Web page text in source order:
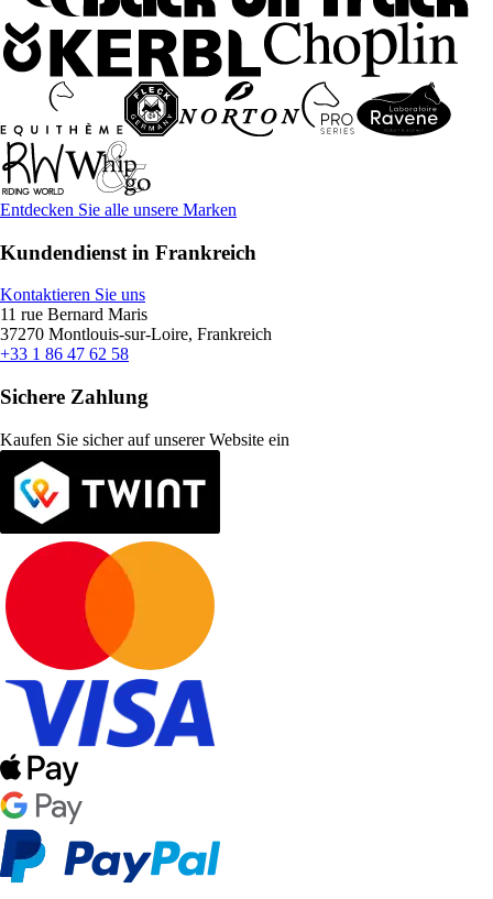
Entdecken Sie alle unsere Marken
Kundendienst in Frankreich
Kontaktieren Sie uns
11 rue Bernard Maris
37270 Montlouis-sur-Loire, Frankreich
+33 1 86 47 62 58
Sichere Zahlung
Kaufen Sie sicher auf unserer Website ein